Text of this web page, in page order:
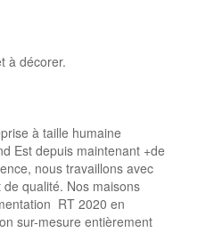
à décorer.
à taille humaine
Est depuis maintenant +de
nous travaillons avec
qualité. Nos maisons
RT 2020 en
sur-mesure entièrement